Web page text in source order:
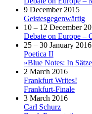
9 December 2015
Geistesgegenwärtig
10 – 12 December
Debate on Europe –
25 – 30 January 2016
Poetica II
»Blue Notes: In
2 March 2016
Frankfurt Writes!
Frankfurt-Finale
3 March 2016
Carl Schurz